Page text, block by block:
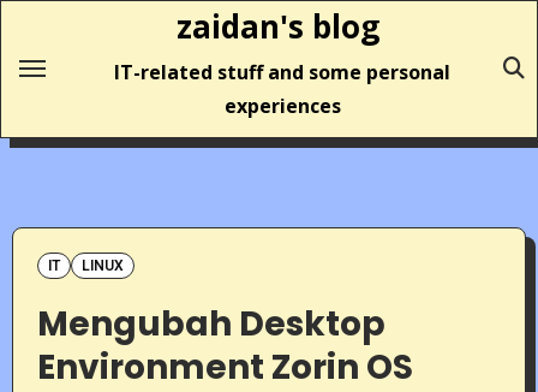
content
zaidan's blog
IT-related stuff and some personal
experiences
IT LINUX
Mengubah Desktop
Environment Zorin OS